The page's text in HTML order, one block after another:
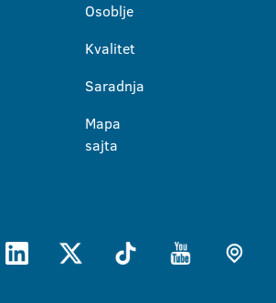
Osoblje
Kvalitet
Saradnja
Mapa
sajta